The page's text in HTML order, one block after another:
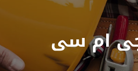
ام سى